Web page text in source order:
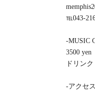
℡043-
-MUSIC
3500 yen
ドリン
-アクセ